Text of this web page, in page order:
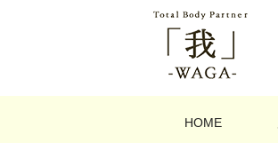
HOME